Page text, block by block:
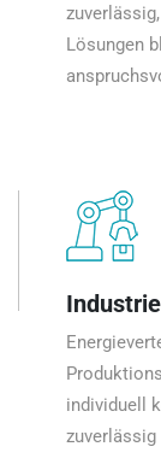
Lösungen
Industrie
individuell
zuverlässig